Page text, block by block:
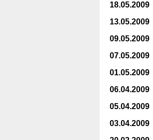
18.05.2009
13.05.2009
09.05.2009
07.05.2009
01.05.2009
06.04.2009
05.04.2009
03.04.2009